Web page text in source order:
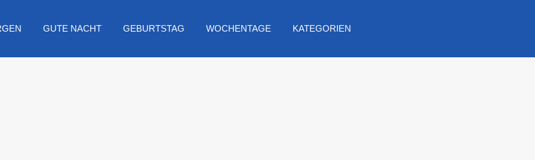
GUTE NACHT GEBURTSTAG WOCHENTAGE KATEGORIEN